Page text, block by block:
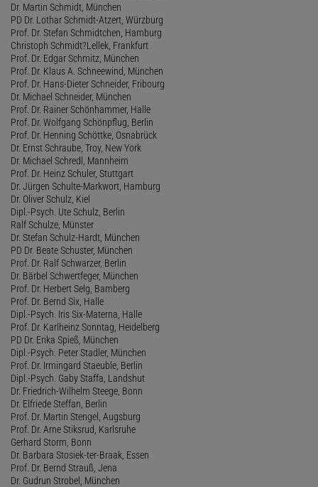
Dr. Martin Schmidt, München
PD Dr. Lothar Schmidt-Atzert, Würzburg
Prof. Dr. Stefan Schmidtchen, Hamburg
Christoph Schmidt?Lellek, Frankfurt
Prof. Dr. Edgar Schmitz, München
Prof. Dr. Klaus A. Schneewind, München
Prof. Dr. Hans-Dieter Schneider, Fribourg
Dr. Michael Schneider, München
Prof. Dr. Rainer Schönhammer, Halle
Prof. Dr. Wolfgang Schönpflug, Berlin
Prof. Dr. Henning Schöttke, Osnabrück
Dr. Ernst Schraube, Troy, New York
Dr. Michael Schredl, Mannheim
Prof. Dr. Heinz Schuler, Stuttgart
Dr. Jürgen Schulte-Markwort, Hamburg
Dr. Oliver Schulz, Kiel
Dipl.-Psych. Ute Schulz, Berlin
Ralf Schulze, Münster
Dr. Stefan Schulz-Hardt, München
PD Dr. Beate Schuster, München
Prof. Dr. Ralf Schwarzer, Berlin
Dr. Bärbel Schwertfeger, München
Prof. Dr. Herbert Selg, Bamberg
Prof. Dr. Bernd Six, Halle
Dipl.-Psych. Iris Six-Materna, Halle
Prof. Dr. Karlheinz Sonntag, Heidelberg
PD Dr. Erika Spieß, München
Dipl.-Psych. Peter Stadler, München
Prof. Dr. Irmingard Staeuble, Berlin
Dipl.-Psych. Gaby Staffa, Landshut
Dr. Friedrich-Wilhelm Steege, Bonn
Dr. Elfriede Steffan, Berlin
Prof. Dr. Martin Stengel, Augsburg
Prof. Dr. Arne Stiksrud, Karlsruhe
Gerhard Storm, Bonn
Dr. Barbara Stosiek-ter-Braak, Essen
Prof. Dr. Bernd Strauß, Jena
Dr. Gudrun Strobel, München